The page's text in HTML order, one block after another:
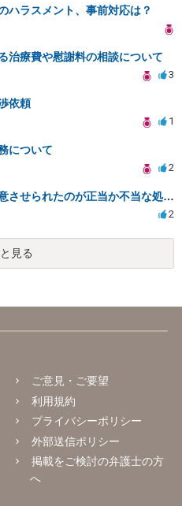
ハラスメント、事前対応は？
治療費や慰謝料の相談について
3
依頼
1
について
2
会社からの諭旨退職に同意させられたのが正当か不当な処分かどうか教えてほしい
2
見る
ご意見・ご要望
利用規約
プライバシーポリシー
外部送信ポリシー
掲載をご検討の弁護士の方
へ